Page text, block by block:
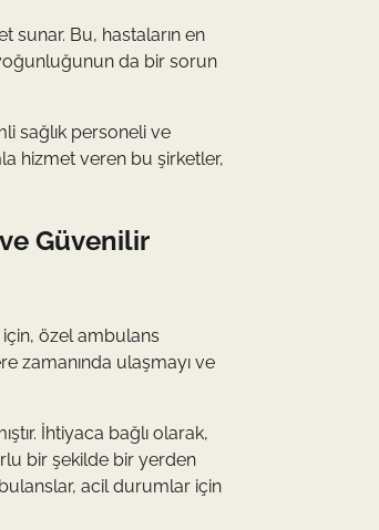
sunar. Bu, hastaların en
da bir sorun
sağlık personeli ve
hizmet veren bu şirketler,
Güvenilir
özel ambulans
zamanında ulaşmayı ve
İhtiyaca bağlı olarak,
bir şekilde bir yerden
acil durumlar için